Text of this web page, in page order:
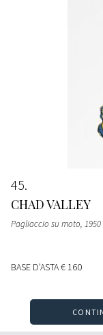
45
CHAD VALLEY
Pagliaccio su moto, 1950
BASE D'ASTA€ 160